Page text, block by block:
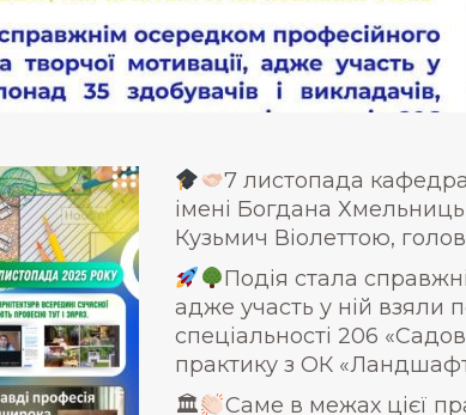
7 листопада
імені Богдана
Кузьмич Віолеттою,
Подія стала
адже участь у ній взяли
спеціальності 206
практику з ОК
🏛
Саме в межах цієї